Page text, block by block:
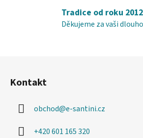
p
i
s
Tradice od roku 2012
Děkujeme za vaši
Kontakt
obchod@e-santini.cz
+420 601 165 320